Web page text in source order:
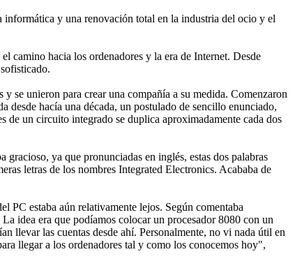
y una renovación total en la industria del ocio y el
camino hacia los ordenadores y la era de Internet. Desde
se unieron para crear una compañía a su medida. Comenzaron
desde hacía una década, un postulado de sencillo enunciado,
de un circuito integrado se duplica aproximadamente cada dos
ya que pronunciadas en inglés, estas dos palabras
letras de los nombres Integrated Electronics. Acababa de
PC estaba aún relativamente lejos. Según comentaba
idea era que podíamos colocar un procesador 8080 con un
llevar las cuentas desde ahí. Personalmente, no vi nada útil en
llegar a los ordenadores tal y como los conocemos hoy",